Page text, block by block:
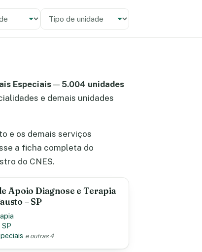
Especiais — 5.004 unidades
e demais unidades
e os demais serviços
a ficha completa do
do CNES.
Apoio Diagnose e Terapia
– SP
SP
e outras 4